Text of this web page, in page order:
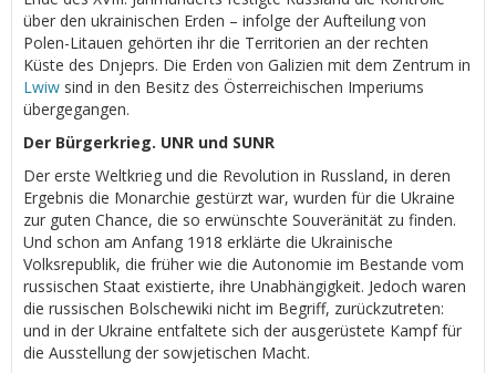
über den ukrainischen Erden – infolge der Aufteilung von
Polen-Litauen gehörten ihr die Territorien an der rechten
Küste des Dnjeprs. Die Erden von Galizien mit dem Zentrum in
Lwiw sind in den Besitz des Österreichischen Imperiums
übergegangen.
Der Bürgerkrieg. UNR und SUNR
Der erste Weltkrieg und die Revolution in Russland, in deren
Ergebnis die Monarchie gestürzt war, wurden für die Ukraine
zur guten Chance, die so erwünschte Souveränität zu finden.
Und schon am Anfang 1918 erklärte die Ukrainische
Volksrepublik, die früher wie die Autonomie im Bestande vom
russischen Staat existierte, ihre Unabhängigkeit. Jedoch waren
die russischen Bolschewiki nicht im Begriff, zurückzutreten:
und in der Ukraine entfaltete sich der ausgerüstete Kampf für
die Ausstellung der sowjetischen Macht.